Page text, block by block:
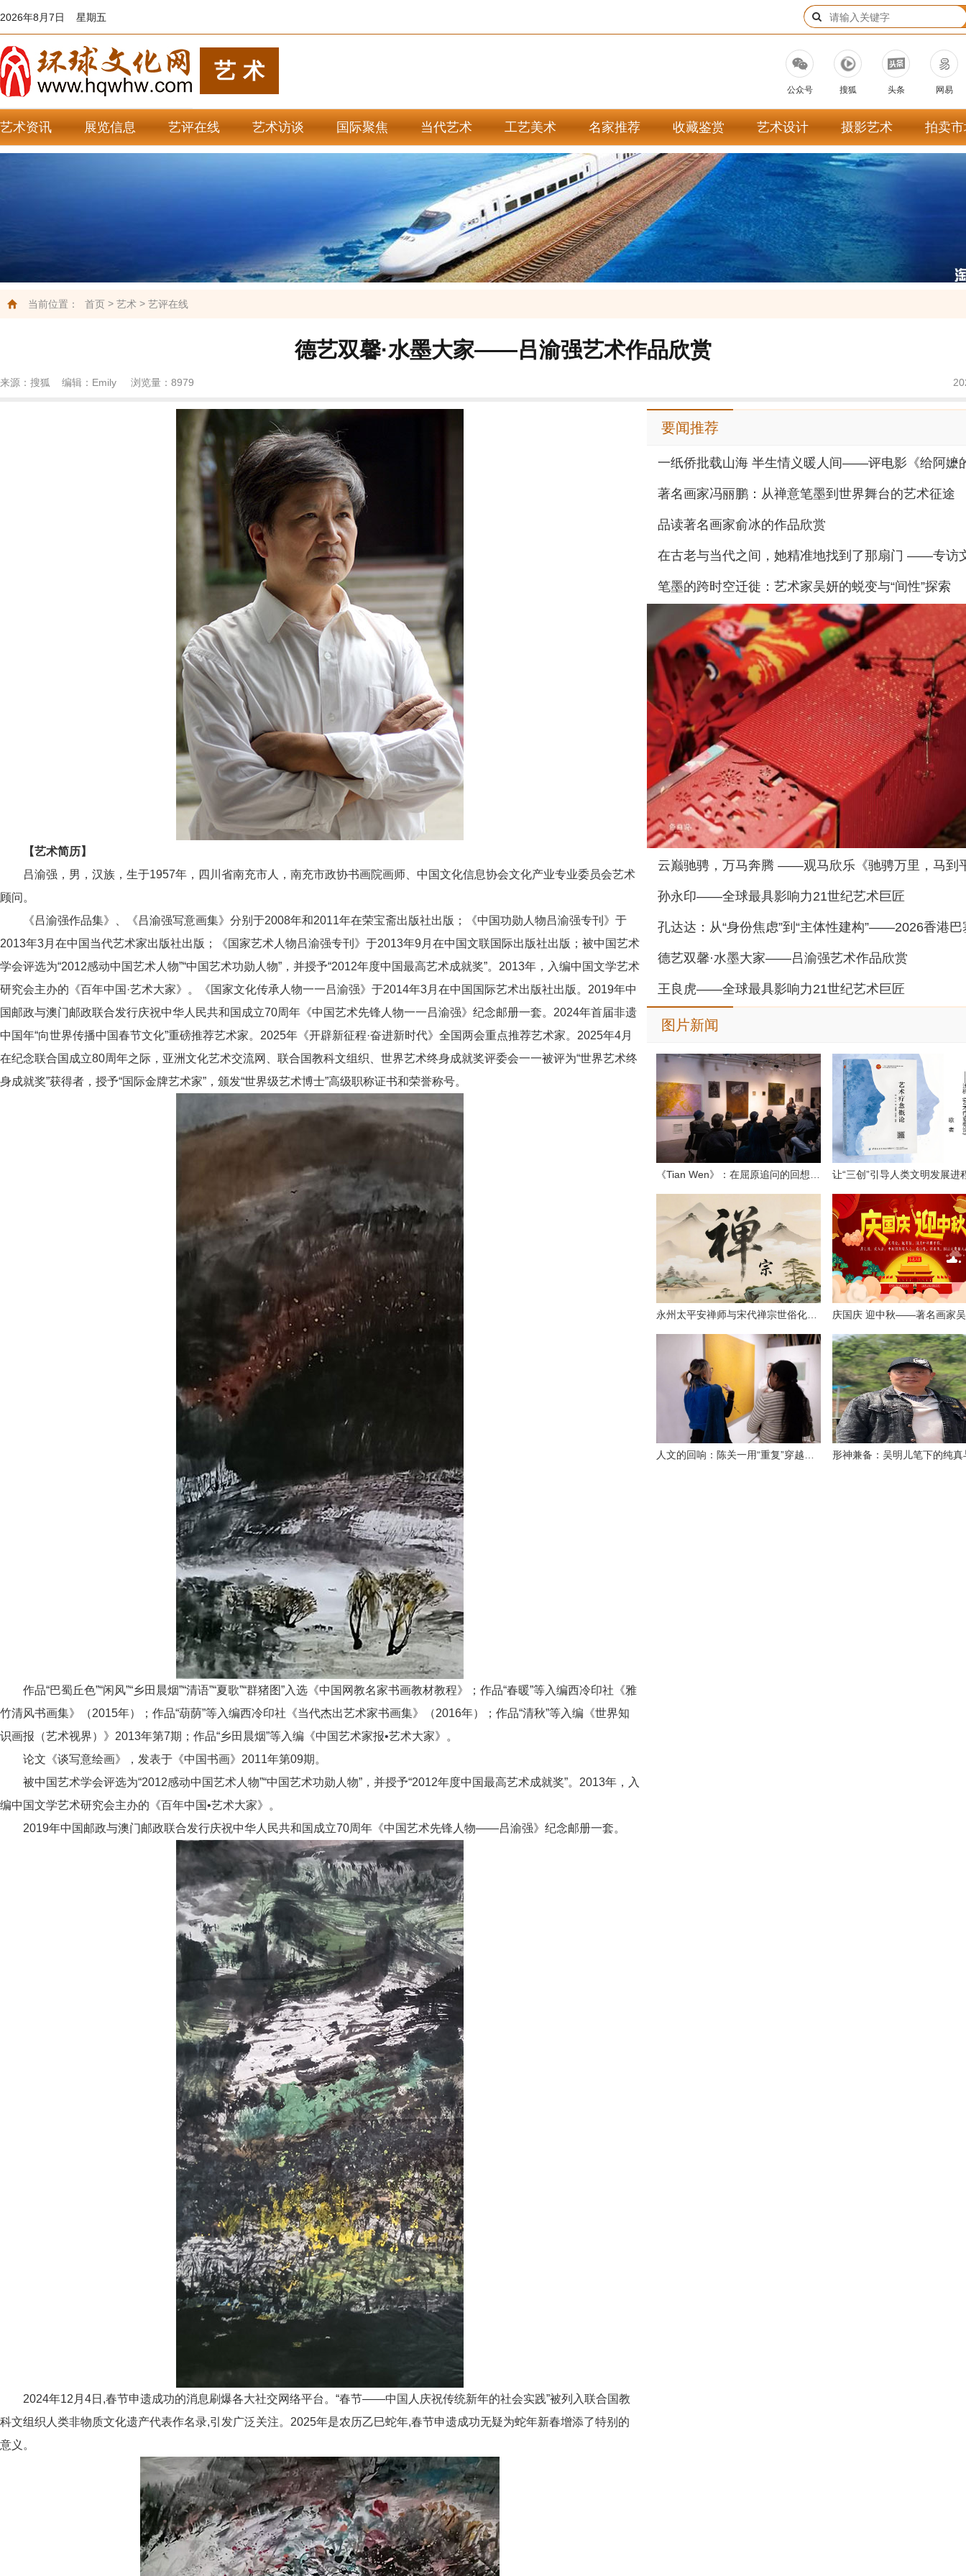
2026年8月7日 星期五
艺术
公众号 搜狐 头条 网易
艺术资讯 展览信息 艺评在线 艺术访谈 国际聚焦 当代艺术 工艺美术 名家推荐 收藏鉴赏 艺术设计 摄影艺术 拍卖
当前位置： 首页 > 艺术 > 艺评在线
​德艺双馨·水墨大家——吕渝强艺术作品欣赏
来源：搜狐 编辑：Emily 浏览量： 8979
【艺术简历】
吕渝强，男，汉族，生于1957年，四川省南充市人，南充市政协书画院画师、中国文化信息协会文化产业专业委员会艺术
顾问。
《吕渝强作品集》、《吕渝强写意画集》分别于2008年和2011年在荣宝斋出版社出版；《中国功勋人物吕渝强专刊》于
2013年3月在中国当代艺术家出版社出版；《国家艺术人物吕渝强专刊》于2013年9月在中国文联国际出版社出版；被中国艺术
学会评选为“2012感动中国艺术人物”“中国艺术功勋人物”，并授予“2012年度中国最高艺术成就奖”。2013年，入编中国文学艺术
研究会主办的《百年中国·艺术大家》。《国家文化传承人物一一吕渝强》于2014年3月在中国国际艺术出版社出版。2019年中
国邮政与澳门邮政联合发行庆祝中华人民共和国成立70周年《中国艺术先锋人物一一吕渝强》纪念邮册一套。2024年首届非遗
中国年“向世界传播中国春节文化”重磅推荐艺术家。2025年《开辟新征程·奋进新时代》全国两会重点推荐艺术家。2025年4月
在纪念联合国成立80周年之际，亚洲文化艺术交流网、联合国教科文组织、世界艺术终身成就奖评委会一一被评为“世界艺术终
身成就奖”获得者，授予“国际金牌艺术家”，颁发“世界级艺术博士”高级职称证书和荣誉称号。
作品“巴蜀丘色”“闲风”“乡田晨烟”“清语”“夏歌”“群猪图”入选《中国网教名家书画教材教程》；作品“春暖”等入编西冷印社《雅
竹清风书画集》（2015年）；作品“葫荫”等入编西冷印社《当代杰出艺术家书画集》（2016年）；作品“清秋”等入编《世界知
识画报（艺术视界）》2013年第7期；作品“乡田晨烟”等入编《中国艺术家报•艺术大家》。
论文《谈写意绘画》，发表于《中国书画》2011年第09期。
被中国艺术学会评选为“2012感动中国艺术人物”“中国艺术功勋人物”，并授予“2012年度中国最高艺术成就奖”。2013年，入
编中国文学艺术研究会主办的《百年中国•艺术大家》。
2019年中国邮政与澳门邮政联合发行庆祝中华人民共和国成立70周年《中国艺术先锋人物——吕渝强》纪念邮册一套。
2024年12月4日,春节申遗成功的消息刷爆各大社交网络平台。“春节——中国人庆祝传统新年的社会实践”被列入联合国教
科文组织人类非物质文化遗产代表作名录,引发广泛关注。2025年是农历乙巳蛇年,春节申遗成功无疑为蛇年新春增添了特别的
意义。
要闻推荐
著名画家冯丽鹏：从禅意笔墨到世界舞台的艺术征途
品读著名画家俞冰的作品欣赏
笔墨的跨时空迁徙：艺术家吴妍的蜕变与“间性”探索
孙永印——全球最具影响力21世纪艺术巨匠
​德艺双馨·水墨大家——吕渝强艺术作品欣赏
王良虎——全球最具影响力21世纪艺术巨匠
图片新闻